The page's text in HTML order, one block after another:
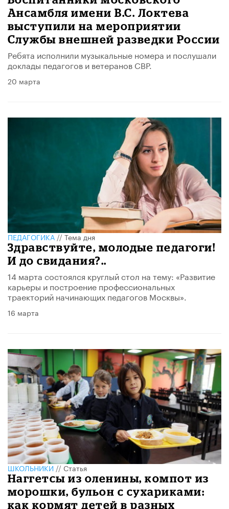
Ансамбля имени В.С. Локтева
выступили на мероприятии
Службы внешней разведки России
Ребята исполнили музыкальные номера и послушали
доклады педагогов и ветеранов СВР.
20 марта
ПЕДАГОГИКА//Тема дня
Здравствуйте, молодые педагоги!
И до свидания?..
14 марта состоялся круглый стол на тему: «Развитие
карьеры и построение профессиональных
траекторий начинающих педагогов Москвы».
16 марта
ШКОЛЬНИКИ//Статья
Наггетсы из оленины, компот из
морошки, бульон с сухариками:
как кормят детей в разных